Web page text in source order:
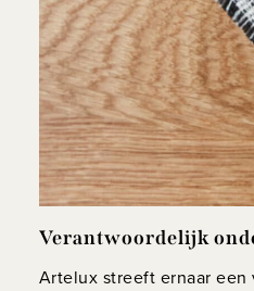
Verantwoordelijk
Artelux streeft ernaar